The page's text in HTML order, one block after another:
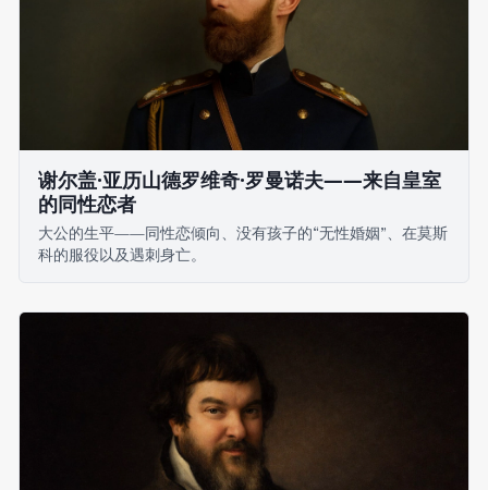
谢尔盖·亚历山德罗维奇·罗曼诺夫——来自皇室
的同性恋者
大公的生平——同性恋倾向、没有孩子的“无性婚姻”、在莫斯
科的服役以及遇刺身亡。